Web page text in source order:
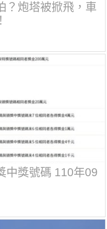
？炮塔被掀飛，車
中獎號碼 110年09